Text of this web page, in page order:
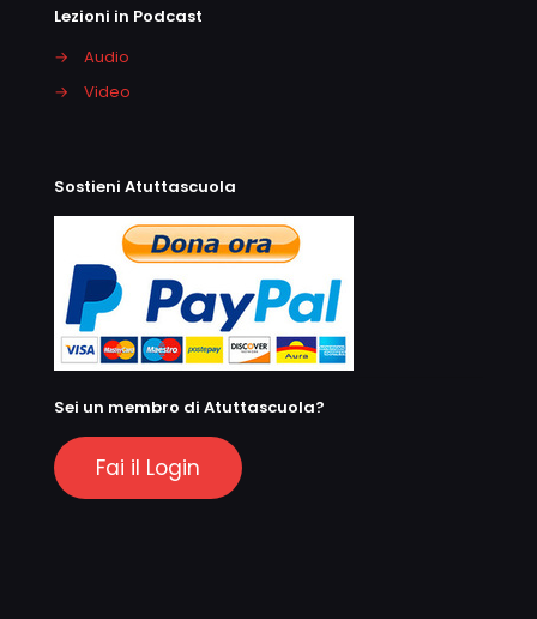
Lezioni in Podcast
→
Audio
→
Video
Sostieni Atuttascuola
Sei un membro di Atuttascuola?
Fai il Login